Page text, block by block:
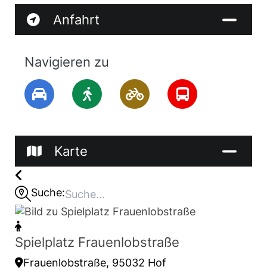
Anfahrt
Navigieren zu
Karte
Suche:
Spielplatz Frauenlobstraße
Frauenlobstraße, 95032 Hof